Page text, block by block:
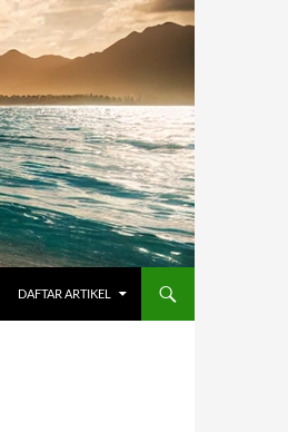
DAFTAR ARTIKEL